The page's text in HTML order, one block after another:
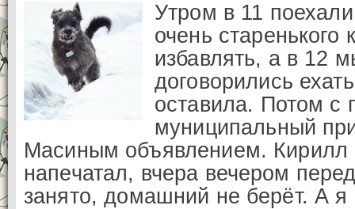
Утром в 11
очень старенького
избавлять, а в 12
договорились
оставила. Потом с
муниципальный
Масиным объявлением. Кирилл
напечатал, вчера вечером
занято, домашний не берёт. А